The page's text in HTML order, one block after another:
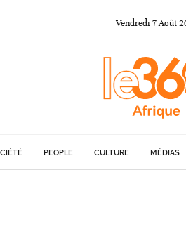
Vendredi 7Août
PEOPLE CULTURE MÉDIAS